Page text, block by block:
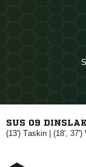
SUS 09
(13')  | (18', 37')